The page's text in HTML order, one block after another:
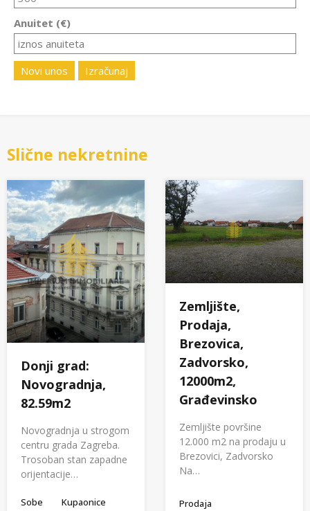
Anuitet (€)
Novi unos Izračunaj
Slične nekretnine
Donji grad:
Novogradnja,
82.59m2
Novogradnja u strogom
centru grada Zagreba.
Trosoban stan zapadne
orijentacije…
Sobe
Kupaonice
Zemljište,
Prodaja,
Brezovica,
Zadvorsko,
12000m2,
Građevinsko
Zemljište površine
12.000 m2 na prodaju u
Brezovici, Zadvorsko
Na…
Prodaja